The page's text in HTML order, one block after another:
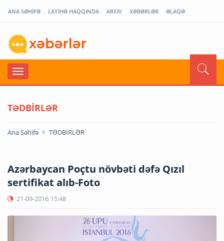
ANA SƏHİFƏ LAYİHƏ HAQQINDA ARXİV XƏBƏRLƏR ƏLAQƏ
TƏDBİRLƏR
Ana Səhifə TƏDBİRLƏR
Azərbaycan Poçtu növbəti dəfə Qızıl
sertifikat alıb-Foto
21-09-2016 15:48